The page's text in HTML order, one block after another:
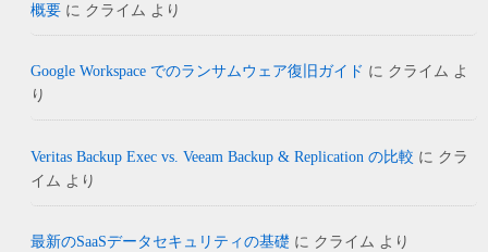
概要 に クライム より
Google Workspace でのランサムウェア復旧ガイド に クライム よ
り
Veritas Backup Exec vs. Veeam Backup & Replication の比較 に クラ
イム より
最新のSaaSデータセキュリティの基礎 に クライム より